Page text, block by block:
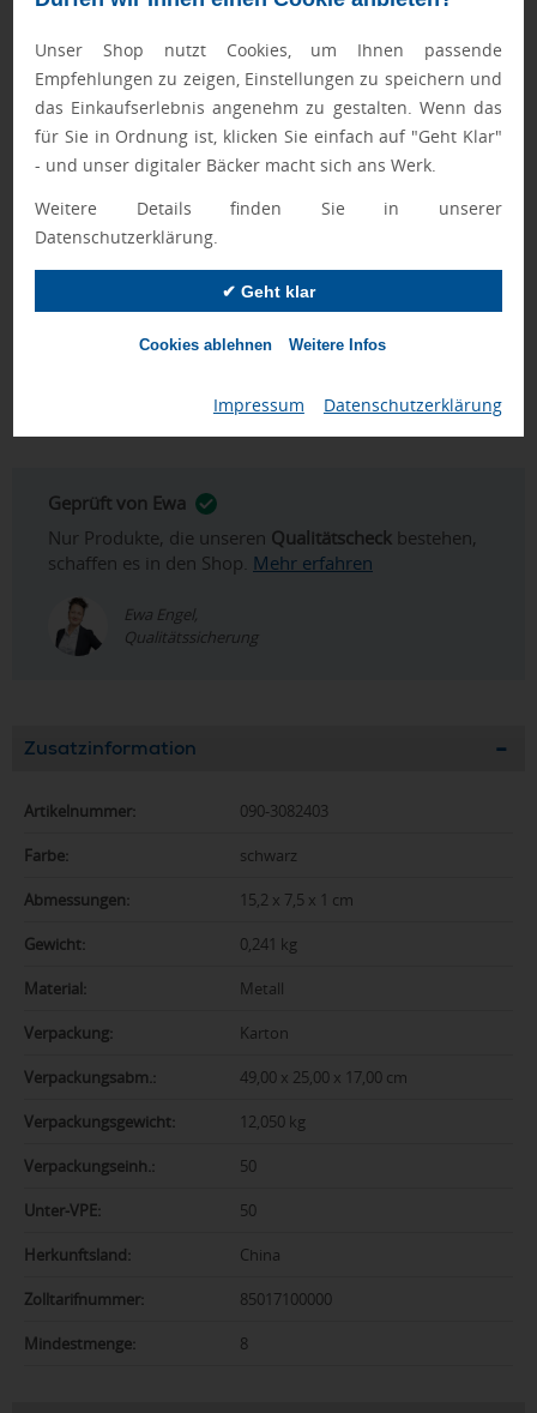
Unser Shop nutzt Cookies, um Ihnen passende
Empfehlungen zu zeigen, Einstellungen zu speichern und
das Einkaufserlebnis angenehm zu gestalten. Wenn das
für Sie in Ordnung ist, klicken Sie einfach auf "Geht Klar"
- und unser digitaler Bäcker macht sich ans Werk.
Weitere Details finden Sie in unserer
Datenschutzerklärung.
✔ Geht klar
Cookies ablehnen Weitere Infos
Impressum Datenschutzerklärung
Ladefunktion mit einer nachhaltigen Komponente durch das
Nachladen per Solarzelle und unterstützt damit die
Markenpräsenz im Alltag Ihrer Zielgruppen. Durch die
Kombination aus mobiler Energieversorgung, klassischer
Aufladung per USB-Ladekabel und einer definierten
Lasergravur-Fläche eignet sie sich für eine konsistente
Logoanbringung im Unternehmenskontext. Im Rahmen
eines sortimentsübergreifenden Einsatzes lassen sich
, kompakteGiveaways
Solar-Artikel mit Logo undPowerbanks mit Logo
FASTLANE-Artikel werden nach Druckfreigabe priorisiert
Geprüft von Ewa
Nur Produkte, die unseren Qualitätscheck bestehen,
schaffen es in den Shop. Mehr erfahren
Ewa Engel,
Qualitätssicherung
Zusatzinformation
Artikelnummer: 090-3082403
Farbe: schwarz
Abmessungen: 15,2 x 7,5 x 1 cm
Gewicht: 0,241 kg
Material: Metall
Verpackung: Karton
Verpackungsabm.: 49,00 x 25,00 x 17,00 cm
Verpackungsgewicht: 12,050 kg
Verpackungseinh.: 50
Unter-VPE: 50
Herkunftsland: China
Zolltarifnummer: 85017100000
Mindestmenge: 8